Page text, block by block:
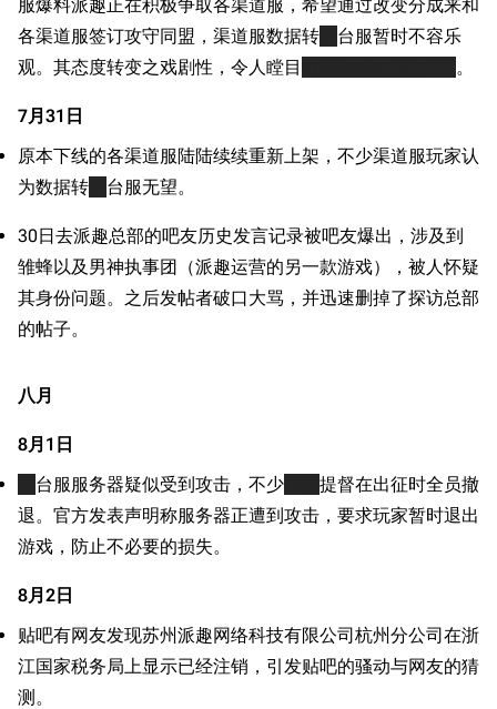
服爆料派趣正在积极争取各渠道服，希望通过改变分成来和
各渠道服签订攻守同盟，渠道服数据转
台服暂时不容乐
观。其态度转变之戏剧性，令人瞠目
。
7月31日
原本下线的各渠道服陆陆续续重新上架，不少渠道服玩家认
为数据转
台服无望。
30日去派趣总部的吧友历史发言记录被吧友爆出，涉及到
雏蜂以及男神执事团（派趣运营的另一款游戏），被人怀疑
其身份问题。之后发帖者破口大骂，并迅速删掉了探访总部
的帖子。
八月
8月1日
台服服务器疑似受到攻击，不少
提督在出征时全员撤
退。官方发表声明称服务器正遭到攻击，要求玩家暂时退出
游戏，防止不必要的损失。
8月2日
贴吧有网友发现苏州派趣网络科技有限公司杭州分公司在浙
江国家税务局上显示已经注销，引发贴吧的骚动与网友的猜
测。